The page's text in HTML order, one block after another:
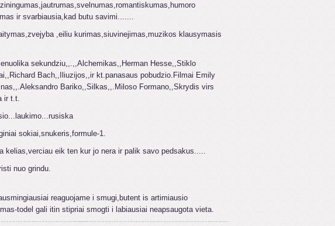
ir svarbiausia,kad butu savimi.......
,eiliu kurimas,siuvinejimas,muzikos klausymasis
sekundziu,,.,,Alchemikas,,Herman Hesse,,Stiklo
Bach,,Iliuzijos,,ir kt.panasaus pobudzio.Filmai Emily
Bariko,,Silkas,,.Miloso Formano,,Skrydis virs
ir t.t.
sokiai,snukeris,formule-1.
kelias,verciau eik ten kur jo nera ir palik savo pedsakus.....
nuo grindu.
reaguojame i smugi,butent is artimiausio
todel gali itin stipriai smogti i labiausiai neapsaugota vieta.